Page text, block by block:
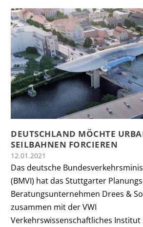
DEUTSCHLAND MÖCHTE
SEILBAHNEN FORCIEREN
12.01.2021
Das deutsche
(BMVI) hat das Stuttgarter
Beratungsunternehmen Drees &
zusammen mit der VWI
Verkehrswissenschaftliches